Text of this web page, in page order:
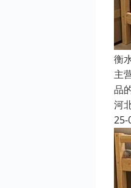
衡
主
品
河
25-